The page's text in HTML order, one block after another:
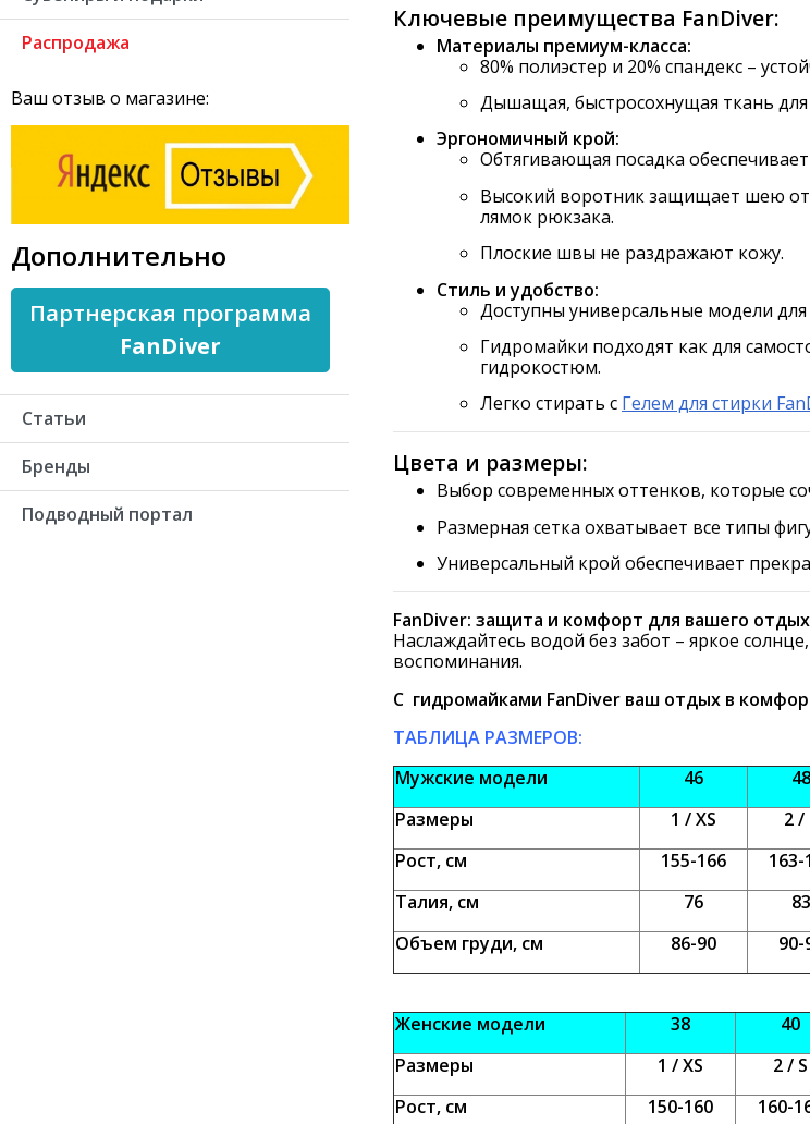
Распродажа
Ваш отзыв о магазине:
Дополнительно
Партнерская программа
FanDiver
Статьи
Бренды
Подводный портал
Ключевые преимущества FanDiver:
Материалы премиум-класса:
80% полиэстер и 20% спандекс –
Дышащая, быстросохнущая ткань
Эргономичный крой:
Обтягивающая посадка
Высокий воротник защищает шею от
лямок рюкзака.
Плоские швы не раздражают кожу.
Стиль и удобство:
Доступны универсальные модели
Гидромайки подходят как для
гидрокостюм.
Легко стирать с Гелем для стирки
Цвета и размеры:
Выбор современных оттенков, которые
Размерная сетка охватывает все типы
Универсальный крой обеспечивает
FanDiver: защита и комфорт для вашего
Наслаждайтесь водой без забот – яркое
воспоминания.
С гидромайками FanDiver ваш отдых в
ТАБЛИЦА РАЗМЕРОВ:
Мужские модели
46 48
Размеры
1 / XS 2 /
Рост, см
155-166 163-1
Талия, см
76 83
Объем груди, см
86-90 90-
Женские модели 38 40
Размеры
1 / XS 2 / S
Рост, см
150-160 160-